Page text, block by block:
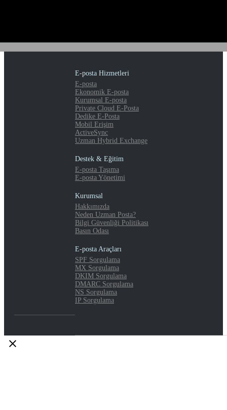
E-posta Hizmetleri
E-posta
Ekonomik E-posta
Kurumsal E-posta
Private Cloud E-Posta
Dedike E-Posta
Mobil Erişim
ActiveSync
Uzman Hybrid Exchange
Destek & Eğitim
E-posta Taşıma
E-posta Yönetimi
Kurumsal
Hakkımızda
Neden Uzman Posta?
Bilgi Güvenliği Politikası
Basın Odası
E-posta Araçları
SPF Sorgulama
MX Sorgulama
DKIM Sorgulama
DMARC Sorgulama
NS Sorgulama
IP Sorgulama